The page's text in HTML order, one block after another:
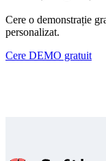
Cere o demonstrație
personalizat.
Cere DEMO gratuit